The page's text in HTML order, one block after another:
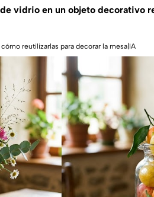
vidrio en un objeto decorativo
reutilizarlas para decorar la mesa|IA